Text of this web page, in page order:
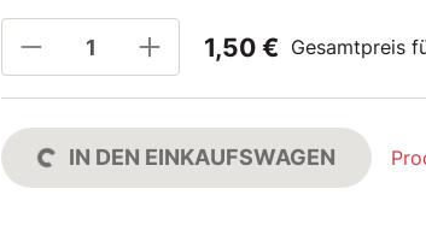
1,50 € Gesamtpreis
IN DEN EINKAUFSWAGEN